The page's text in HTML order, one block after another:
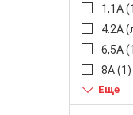
1,1А (1
4.2A
6,5А (1
8А (1)
9,5А (